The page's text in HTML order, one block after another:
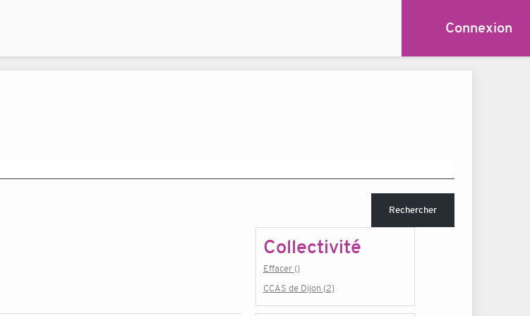
Connexion
Rechercher
Collectivité
Effacer ()
CCAS de Dijon (2)